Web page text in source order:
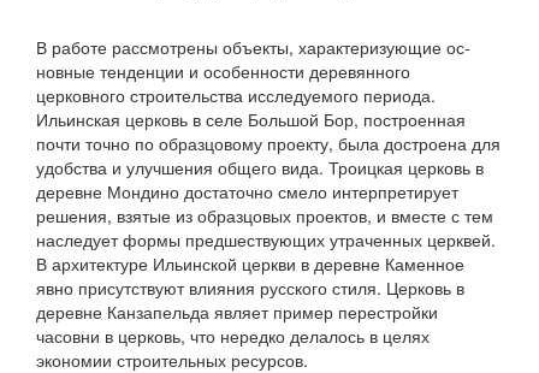
В работе рассмотрены объекты, характеризующие ос­
новные тенденции и особенности деревянного
церковного строительства исследуемого периода.
Ильинская церковь в селе Большой Бор, построенная
почти точно по образцовому проекту, была достроена для
удобства и улучшения общего вида. Троицкая церковь в
деревне Мондино достаточно смело интерпретирует
решения, взятые из образцовых проектов, и вместе с тем
наследует формы предшествующих утраченных церквей.
В архитектуре Ильинской церкви в деревне Камен­ное
явно присутствуют влияния русского стиля. Церковь в
деревне Канзапельда являет пример перестройки
часовни в церковь, что нередко делалось в целях
экономии строи­тельных ресурсов.